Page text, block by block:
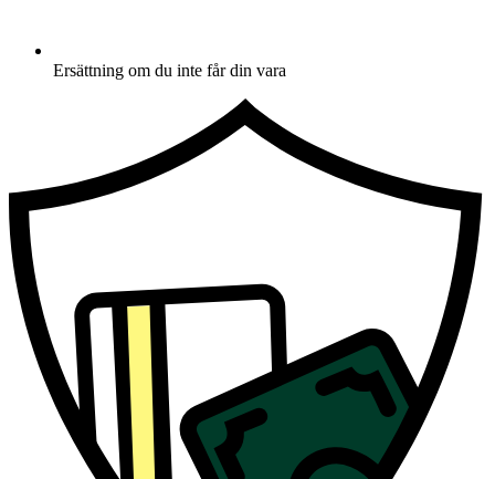
Ersättning om du inte får din vara